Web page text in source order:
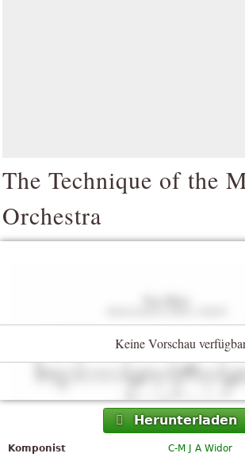
The Technique of the
Orchestra
Keine Vorschau
Herunterladen
Komponist
C-M J A Widor